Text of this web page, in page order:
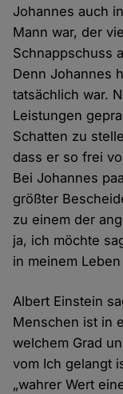
Johannes auch
Mann war, der
Schnappschuss
Denn Johannes
tatsächlich war.
Leistungen
Schatten zu
dass er so frei
Bei Johannes
größter
zu einem der
ja, ich möchte
in meinem
Albert Einstein
Menschen ist in
welchem Grad
vom Ich gelangt
„wahrer Wert